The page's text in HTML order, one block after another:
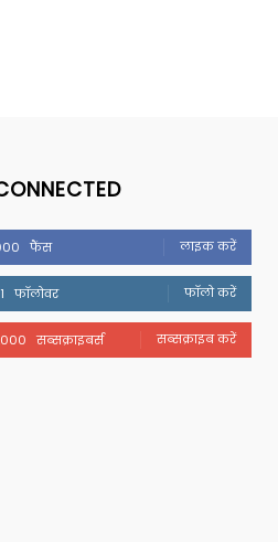
फैंस लाइक करें
फॉलोवर फॉलो करें
सब्सक्राइबर्स सब्सक्राइब करें